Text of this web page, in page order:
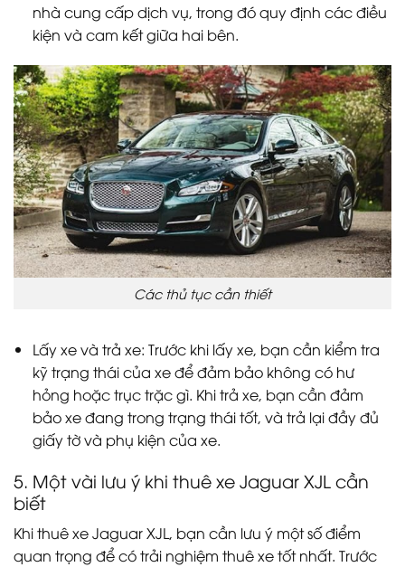
nhà cung cấp dịch vụ, trong đó quy định các điều
kiện và cam kết giữa hai bên.
Các thủ tục cần thiết
Lấy xe và trả xe: Trước khi lấy xe, bạn cần kiểm tra
kỹ trạng thái của xe để đảm bảo không có hư
hỏng hoặc trục trặc gì. Khi trả xe, bạn cần đảm
bảo xe đang trong trạng thái tốt, và trả lại đầy đủ
giấy tờ và phụ kiện của xe.
5. Một vài lưu ý khi thuê xe Jaguar XJL cần
biết
Khi thuê xe Jaguar XJL, bạn cần lưu ý một số điểm
quan trọng để có trải nghiệm thuê xe tốt nhất. Trước